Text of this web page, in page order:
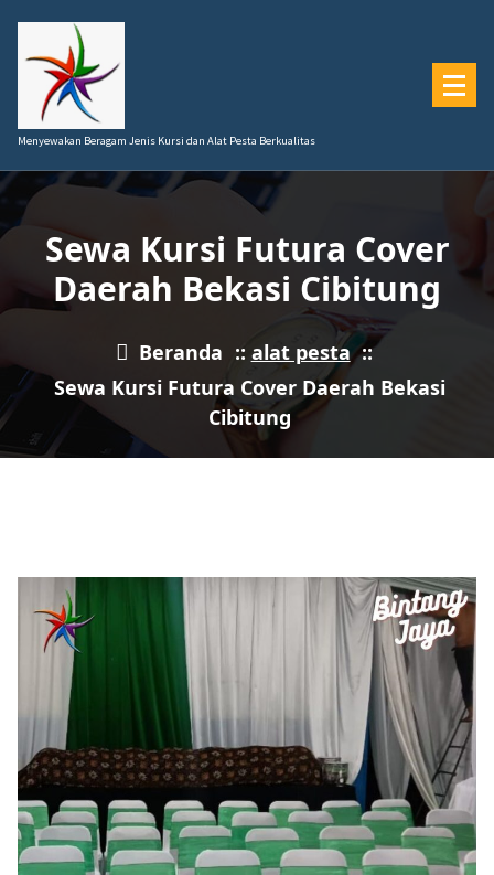
konten
Menyewakan Beragam Jenis Kursi dan Alat Pesta Berkualitas
Sewa Kursi Futura Cover
Daerah Bekasi Cibitung
Beranda :: alat pesta::
Sewa Kursi Futura Cover Daerah Bekasi
Cibitung